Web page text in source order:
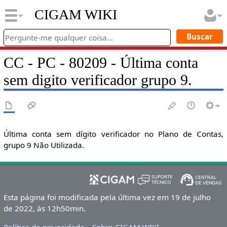
CIGAM WIKI
CC - PC - 80209 - Última conta
sem digito verificador grupo 9.
Última conta sem dígito verificador no Plano de Contas,
grupo 9 Não Utilizada.
Esta página foi modificada pela última vez em 19 de julho
de 2022, às 12h50min.